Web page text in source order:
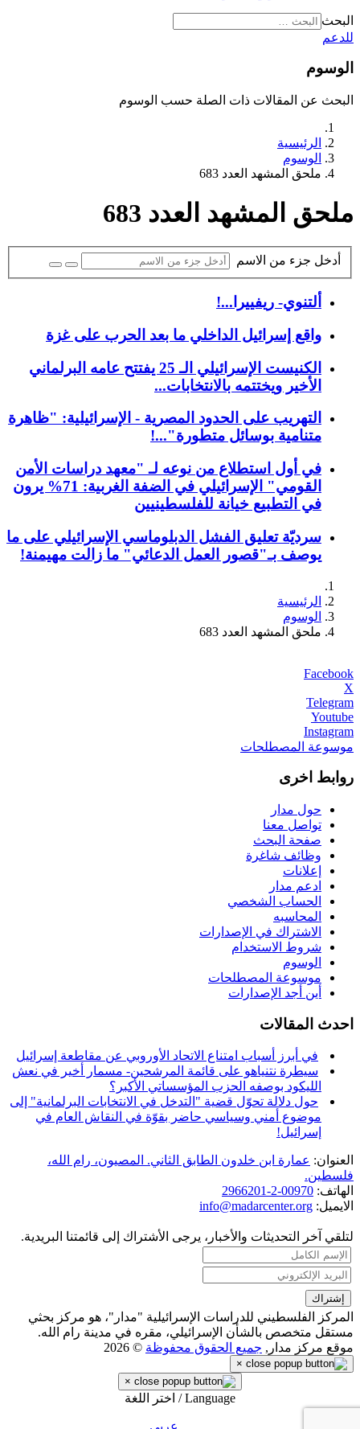
البحث
للدعم
الوسوم
البحث عن المقالات ذات الصلة حسب الوسوم
الرئيسية
الوسوم
ملحق المشهد العدد 683
ملحق المشهد العدد 683
أدخل جزء من الاسم
ألتنوي- ريفييرا...!
واقع إسرائيل الداخلي ما بعد الحرب على غزة
الكنيست الإسرائيلي الـ 25 يفتتح عامه البرلماني
الأخير ويختتمه بالانتخابات...
التهريب على الحدود المصرية - الإسرائيلية: "ظاهرة
متنامية بوسائل متطورة"...!
في أول استطلاع من نوعه لـ "معهد دراسات الأمن
القومي" الإسرائيلي في الضفة الغربية: 71% يرون
في التطبيع خيانة للفلسطينيين
سرديّة تعليق الفشل الدبلوماسي الإسرائيلي على ما
يوصف بـ"قصور العمل الدعائي" ما زالت مهيمنة!
الرئيسية
الوسوم
ملحق المشهد العدد 683
Facebook
X
Telegram
Youtube
Instagram
موسوعة المصطلحات
روابط اخرى
حول مدار
تواصل معنا
صفحة البحث
وظائف شاغرة
إعلانات
ادعم مدار
الحساب الشخصي
المحاسبه
الاشتراك في الإصدارات
شروط الاستخدام
الوسوم
موسوعة المصطلحات
أين أجد الإصدارات
احدث المقالات
في أبرز أسباب امتناع الاتحاد الأوروبي عن مقاطعة إسرائيل
سيطرة نتنياهو على قائمة المرشحين- مسمار أخير في نعش
الليكود بوصفه الحزب المؤسساتي الأكبر؟
حول دلالة تحوّل قضية "التدخل في الانتخابات البرلمانية" إلى
موضوع أمني وسياسي حاضر بقوّة في النقاش العام في
إسرائيل!
العنوان: عمارة ابن خلدون الطابق الثاني. المصيون، رام الله،
فلسطين.
الهاتف: 00970-2-2966201
الايميل: info@madarcenter.org
لتلقي آخر التحديثات والأخبار، يرجى الأشتراك إلى قائمتنا البريدية.
المركز الفلسطيني للدراسات الإسرائيلية "مدار"، هو مركز بحثي
مستقل متخصص بالشأن الإسرائيلي، مقره في مدينة رام الله.
موقع مركز مدار, جميع الحقوق محفوظة © 2026
×
×
Language / اختر اللغة